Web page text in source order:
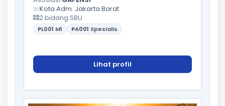
Kota Adm. Jakarta Barat
2 bidang SBU
PL001 M1 PA001 Spesialis
Lihat profil